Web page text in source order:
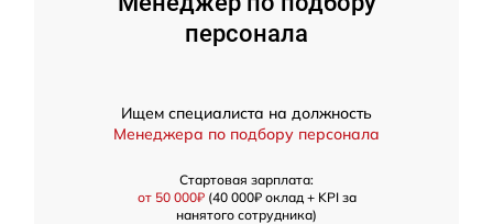
персонала
Ищем специалиста на должность
Менеджера по подбору персонала
Стартовая зарплата:
от 50 000₽(40 000₽ оклад + KPI за
нанятого сотрудника)